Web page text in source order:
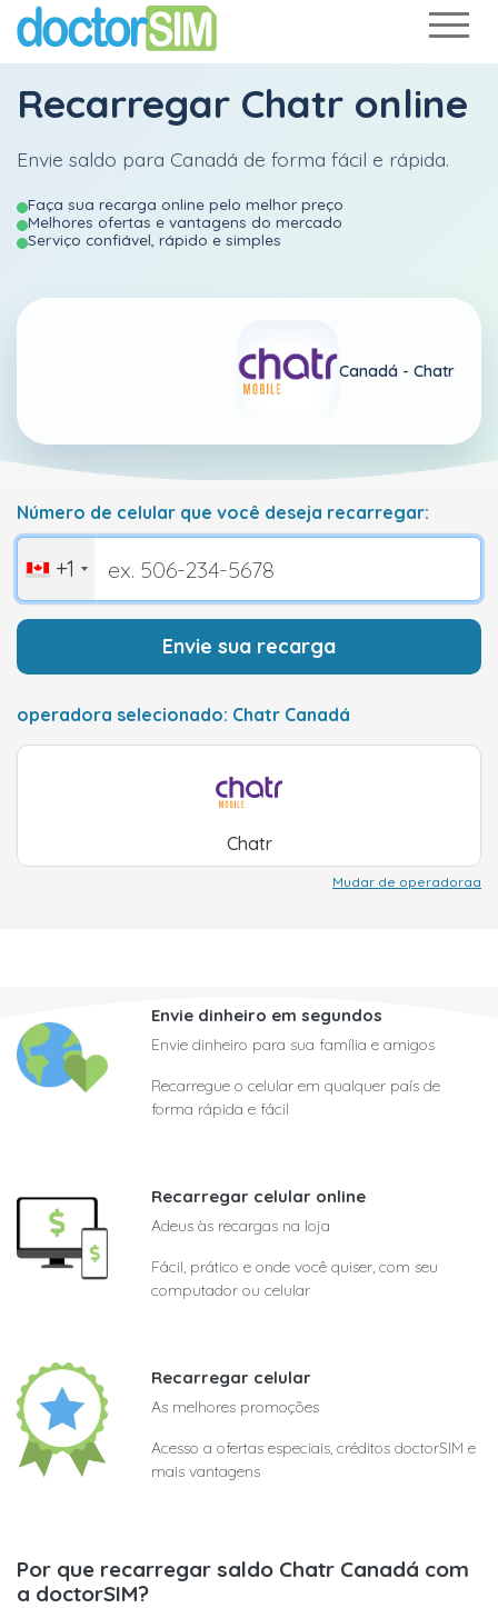
Recarregar Chatr online
Envie saldo para Canadá de forma fácil e rápida.
Faça sua recarga online pelo melhor preço
Melhores ofertas e vantagens do mercado
Serviço confiável, rápido e simples
Canadá - Chatr
Número de celular que você deseja recarregar:
+1
Envie sua recarga
operadora selecionado: Chatr Canadá
Chatr
Mudar de operadoraa
Envie dinheiro em segundos
Envie dinheiro para sua família e amigos
Recarregue o celular em qualquer país de
forma rápida e fácil
Recarregar celular online
Adeus às recargas na loja
Fácil, prático e onde você quiser, com seu
computador ou celular
Recarregar celular
As melhores promoções
Acesso a ofertas especiais, créditos doctorSIM e
mais vantagens
Por que recarregar saldo Chatr Canadá com
a doctorSIM?